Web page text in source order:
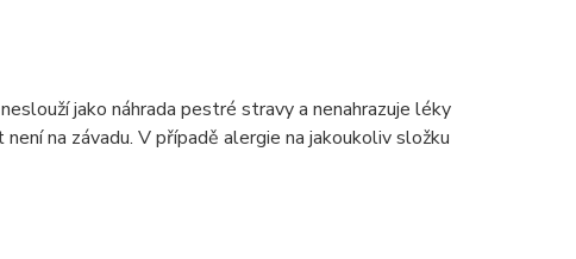
jako náhrada pestré stravy a nenahrazuje léky
na závadu. V případě alergie na jakoukoliv složku